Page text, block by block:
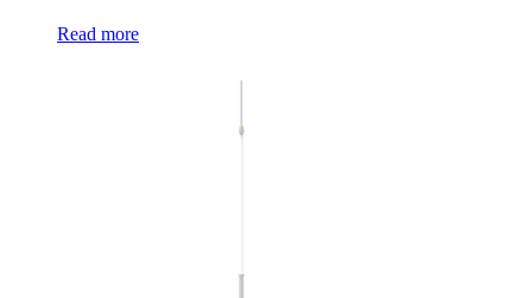
Read more